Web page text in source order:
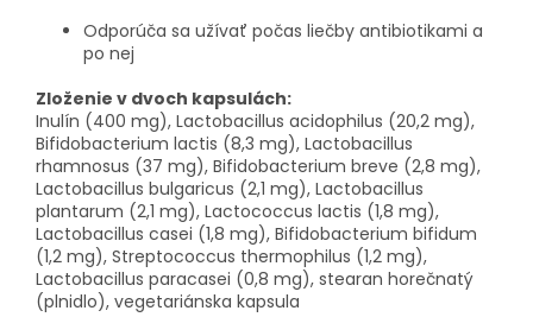
Odporúča sa užívať počas liečby antibiotikami a
po nej
Zloženie v dvoch kapsulách:
Inulín (400 mg), Lactobacillus acidophilus (20,2 mg),
Bifidobacterium lactis (8,3 mg), Lactobacillus
rhamnosus (37 mg), Bifidobacterium breve (2,8 mg),
Lactobacillus bulgaricus (2,1 mg), Lactobacillus
plantarum (2,1 mg), Lactococcus lactis (1,8 mg),
Lactobacillus casei (1,8 mg), Bifidobacterium bifidum
(1,2 mg), Streptococcus thermophilus (1,2 mg),
Lactobacillus paracasei (0,8 mg), stearan horečnatý
(plnidlo), vegetariánska kapsula